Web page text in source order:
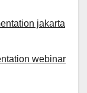
jakarta
webinar